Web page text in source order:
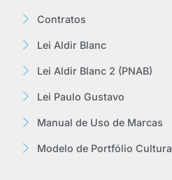
Contratos
Lei Aldir Blanc
Lei Aldir Blanc 2 (PNAB)
Lei Paulo Gustavo
Manual de Uso de Marcas
Modelo de Portfólio